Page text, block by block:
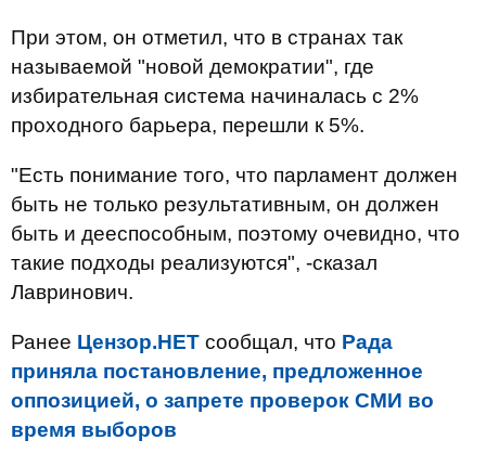
При этом, он отметил, что в странах так
называемой "новой демократии", где
избирательная система начиналась с 2%
проходного барьера, перешли к 5%.
"Есть понимание того, что парламент должен
быть не только результативным, он должен
быть и дееспособным, поэтому очевидно, что
такие подходы реализуются", -сказал
Лавринович.
Ранее Цензор.НЕТ сообщал, что Рада
приняла постановление, предложенное
оппозицией, о запрете проверок СМИ во
время выборов